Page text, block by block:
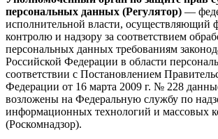
персональных данных (Регулятор) —
исполнительной власти, осуществляющий
контролю и надзору за соответствием
персональных данных требованиям
Российской Федерации в области
соответствии с Постановлением
Федерации от 16 марта 2009 г. № 228
возложены на Федеральную службу по
информационных технологий и массовых
(Роскомнадзор).